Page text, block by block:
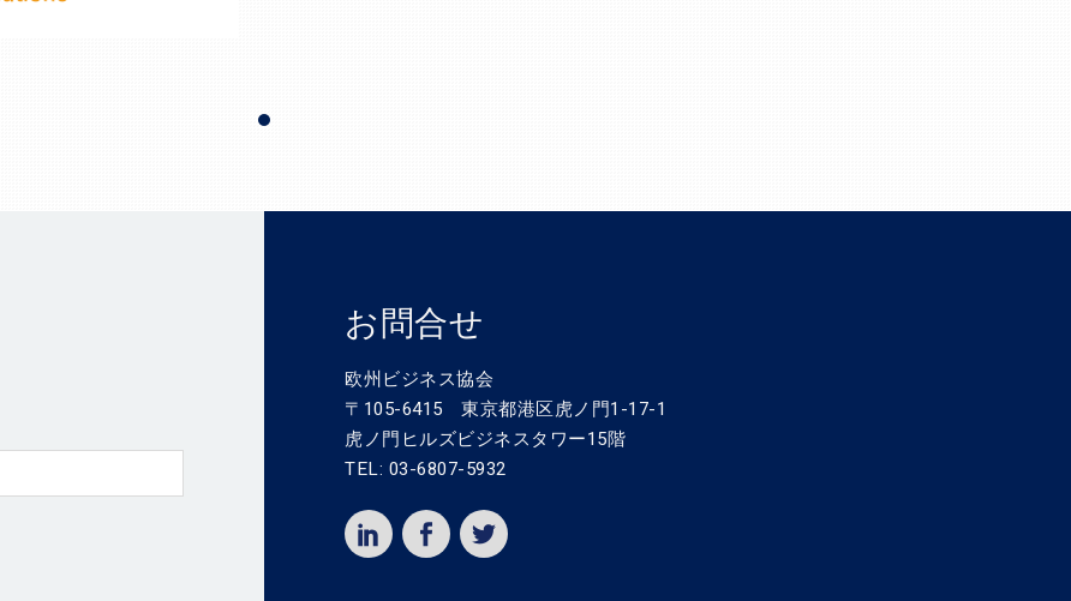
お問合せ
欧州ビジネス協会
〒105-6415 東京都港区虎ノ門1-17-1
虎ノ門ヒルズビジネスタワー15階
TEL: 03-6807-5932